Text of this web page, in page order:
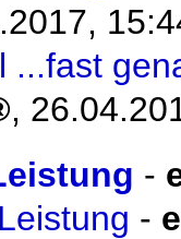
...fast
,
-
-